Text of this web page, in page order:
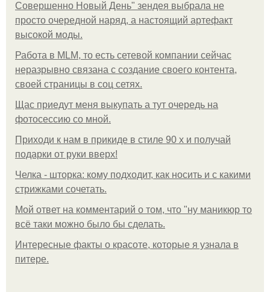
Совершенно Новый День" зендея выбрала не
просто очередной наряд, а настоящий артефакт
высокой моды.
Работа в MLM, то есть сетевой компании сейчас
неразрывно связана с создание своего контента,
своей страницы в соц сетях.
Щас приедут меня выкупать а тут очередь на
фотосессию со мной.
Приходи к нам в прикиде в стиле 90 х и получай
подарки от руки вверх!
Челка - шторка: кому подходит, как носить и с какими
стрижками сочетать.
Мой ответ на комментарий о том, что "ну маникюр то
всё таки можно было бы сделать.
Интересные факты о красоте, которые я узнала в
питере.